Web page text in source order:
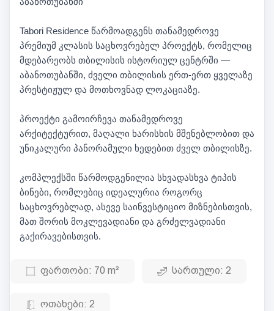
Tabori Residence წარმოადგენს თანამედროვე
პრემიუმ კლასის საცხოვრებელ პროექტს, რომელიც
მდებარეობს თბილისის ისტორიულ ცენტრში —
აბანოთუბანში, ძველი თბილისის ერთ-ერთ ყველაზე
პრესტიჟულ და მოთხოვნად ლოკაციაზე.
პროექტი გამოირჩევა თანამედროვე
არქიტექტურით, მაღალი ხარისხის მშენებლობით და
უნიკალური პანორამული ხედებით ძველ თბილისზე.
კომპლექსში წარმოდგენილია სხვადასხვა ტიპის
ბინები, რომლებიც იდეალურია როგორც
საცხოვრებლად, ასევე საინვესტიციო მიზნებისთვის,
მათ შორის მოკლევადიანი და გრძელვადიანი
გაქირავებისთვის.
ფართობი: 70 m² სართული: 2
ოთახები: 2